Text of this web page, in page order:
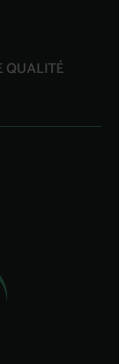
QUALITÉ